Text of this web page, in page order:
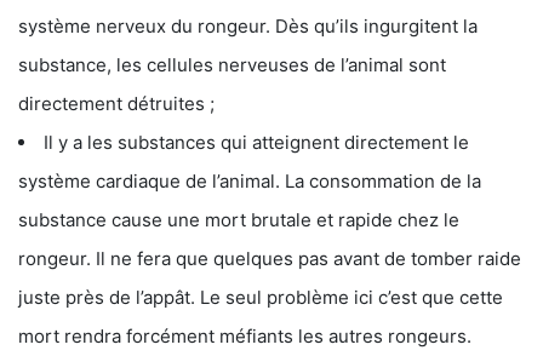
système nerveux du rongeur. Dès qu’ils ingurgitent la
substance, les cellules nerveuses de l’animal sont
directement détruites ;
Il y a les substances qui atteignent directement le
système cardiaque de l’animal. La consommation de la
substance cause une mort brutale et rapide chez le
rongeur. Il ne fera que quelques pas avant de tomber raide
juste près de l’appât. Le seul problème ici c’est que cette
mort rendra forcément méfiants les autres rongeurs.